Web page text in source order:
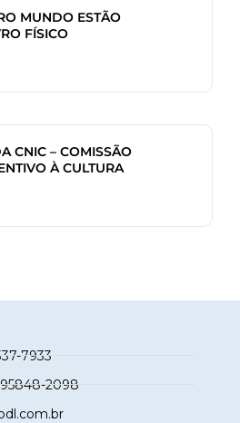
MUNDO ESTÃO
FÍSICO
CNIC – COMISSÃO
À CULTURA
7933
2098